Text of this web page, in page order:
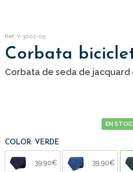
Ref: Y-3002-05
Corbata
Corbata de seda de jacquard
EN
COLOR: VERDE
39,90€ 39,90€